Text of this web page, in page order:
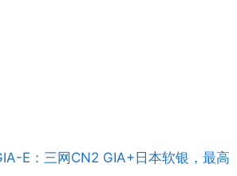
E：三网CN2 GIA+日本软银，最高